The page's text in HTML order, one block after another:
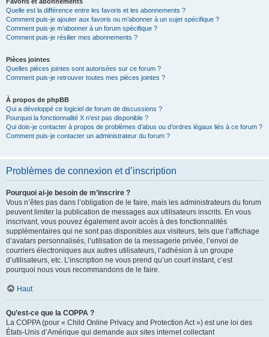
Quelle est la différence entre les favoris et les abonnements ?
Comment puis-je ajouter aux favoris ou m’abonner à un sujet spécifique ?
Comment puis-je m’abonner à un forum spécifique ?
Comment puis-je résilier mes abonnements ?
Pièces jointes
Quelles pièces jointes sont autorisées sur ce forum ?
Comment puis-je retrouver toutes mes pièces jointes ?
À propos de phpBB
Qui a développé ce logiciel de forum de discussions ?
Pourquoi la fonctionnalité X n’est pas disponible ?
Qui dois-je contacter à propos de problèmes d’abus ou d’ordres légaux liés à ce forum ?
Comment puis-je contacter un administrateur du forum ?
Problèmes de connexion et d’inscription
Pourquoi ai-je besoin de m’inscrire ?
Vous n’êtes pas dans l’obligation de le faire, mais les administrateurs du forum
peuvent limiter la publication de messages aux utilisateurs inscrits. En vous
inscrivant, vous pouvez également avoir accès à des fonctionnalités
supplémentaires qui ne sont pas disponibles aux visiteurs, tels que l’affichage
d’avatars personnalisés, l’utilisation de la messagerie privée, l’envoi de
courriers électroniques aux autres utilisateurs, l’adhésion à un groupe
d’utilisateurs, etc. L’inscription ne vous prend qu’un court instant, c’est
pourquoi nous vous recommandons de le faire.
Haut
Qu’est-ce que la COPPA ?
La COPPA (pour « Child Online Privacy and Protection Act ») est une loi des
États-Unis d’Amérique qui demande aux sites internet collectant